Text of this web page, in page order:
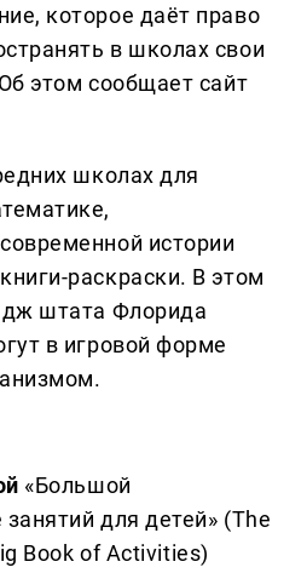
которое даёт право
в школах свои
этом сообщает сайт
школах для
истории
раскраски. В этом
штата Флорида
в игровой форме
«Большой
для детей» (The
Book of Activities)